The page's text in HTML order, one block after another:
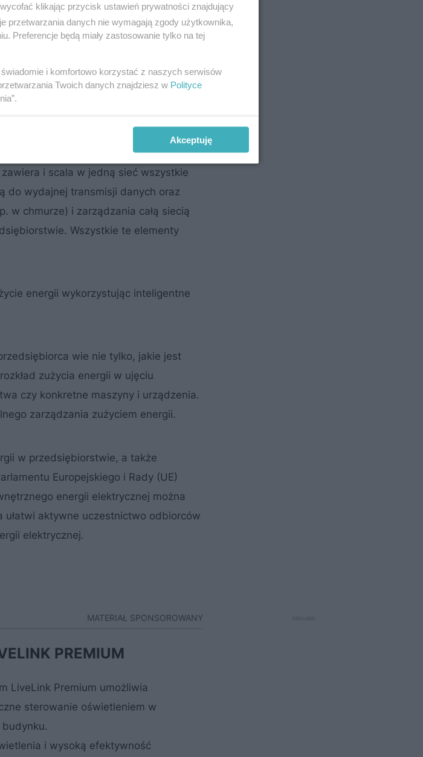
energii, choć sama koncepcja może
sprężonego powietrza, wody
tylko z inteligentnymi licznikami, które
i scala w jedną sieć wszystkie
do wydajnej transmisji danych oraz
w chmurze) i zarządzania całą siecią
Wszystkie te elementy
energii wykorzystując inteligentne
wie nie tylko, jakie jest
zużycia energii w ujęciu
czy konkretne maszyny i urządzenia.
zarządzania zużyciem energii.
w przedsiębiorstwie, a także
Europejskiego i Rady (UE)
energii elektrycznej można
aktywne uczestnictwo odbiorców
elektrycznej.
MATERIAŁ SPONSOROWANY
PREMIUM
LiveLink Premium umożliwia
sterowanie oświetleniem w
i wysoką efektywność
klikając przycisk ustawień prywatności znajdujący
przetwarzania danych nie wymagają zgody użytkownika,
Preferencje będą miały zastosowanie tylko na tej
i komfortowo korzystać z naszych serwisów
Twoich danych znajdziesz w Polityce
Akceptuję